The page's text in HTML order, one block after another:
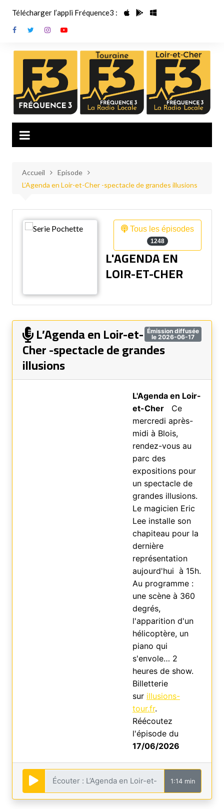
contenu
Télécharger l’appli Fréquence3 :
Accueil
Episode
L’Agenda en Loir-et-Cher -spectacle de grandes illusions
Tous les épisodes
1248
L'AGENDA EN
LOIR-ET-CHER
Émission diffusée
le 2026-06-17
L’Agenda en Loir-et-
Cher -spectacle de grandes
illusions
L'Agenda en Loir-
et-CherCe
mercredi après-
midi à Blois,
rendez-vous au
parc des
expositions pour
un spectacle de
grandes illusions.
Le magicien Eric
Lee installe son
chapiteau pour la
dernière
représentation
aujourd'hui à 15h.
Au programme :
une scène à 360
degrés,
l'apparition d'un
hélicoptère, un
piano qui
s'envole… 2
heures de show.
Billetterie
sur illusions-
tour.fr.
Réécoutez
l'épisode du
17/06/2026
1:14 min